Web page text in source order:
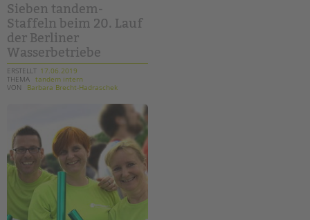
Sieben tandem-
Staffeln beim 20. Lauf
der Berliner
Wasserbetriebe
ERSTELLT 17.06.2019
THEMA tandem intern
VON
Barbara Brecht-Hadraschek